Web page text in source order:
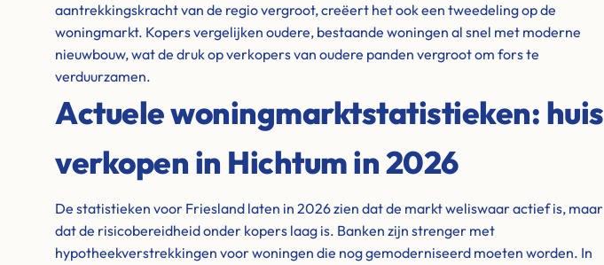
aantrekkingskracht van de regio vergroot, creëert het ook een tweedeling op de
woningmarkt. Kopers vergelijken oudere, bestaande woningen al snel met moderne
nieuwbouw, wat de druk op verkopers van oudere panden vergroot om fors te
verduurzamen.
Actuele woningmarktstatistieken: huis
verkopen in Hichtum in 2026
De statistieken voor Friesland laten in 2026 zien dat de markt weliswaar actief is, maar
dat de risicobereidheid onder kopers laag is. Banken zijn strenger met
hypotheekverstrekkingen voor woningen die nog gemoderniseerd moeten worden. In